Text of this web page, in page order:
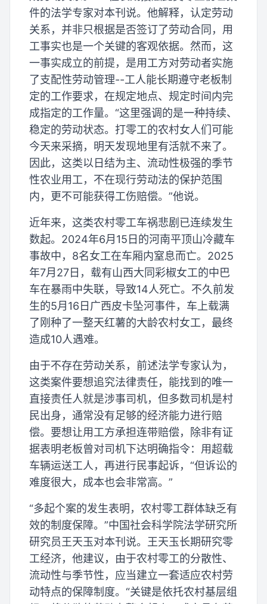
件的法学专家对本刊说。他解释，认定劳动
关系，并非只根据是否签订了劳动合同，用
工事实也是一个关键的客观依据。然而，这
一事实成立的前提，是用工方对劳动者实施
了支配性劳动管理--工人能长期遵守老板制
定的工作要求，在规定地点、规定时间内完
成指定的工作量。“这里强调的是一种持续、
稳定的劳动状态。打零工的农村女人们可能
今天来采摘，明天发现地里有活就不来了。
因此，这类以日结为主、流动性极强的季节
性农业用工，不在现行劳动法的保护范围
内，更不可能获得工伤赔偿。”他说。
近年来，这类农村零工车祸悲剧已连续发生
数起。2024年6月15日的河南平顶山冷藏车
事故中，8名女工在车厢内窒息而亡。2025
年7月27日，载有山西大同彩椒女工的中巴
车在暴雨中失联，导致14人死亡。不久前发
生的5月16日广西皮卡坠河事件，车上载满
了刚种了一整天红薯的大龄农村女工，最终
造成10人遇难。
由于不存在劳动关系，前述法学专家认为，
这类案件要想追究法律责任，能找到的唯一
直接责任人就是涉事司机，但多数司机是村
民出身，通常没有足够的经济能力进行赔
偿。要想让用工方承担连带赔偿，除非有证
据表明老板曾对司机下达明确指令：用超载
车辆运送工人，再进行民事起诉，“但诉讼的
难度很大，成本也会非常高。”
“多起个案的发生表明，农村零工群体缺乏有
效的制度保障。”中国社会科学院法学研究所
研究员王天玉对本刊说。王天玉长期研究零
工经济，他建议，由于农村零工的分散性、
流动性与季节性，应当建立一套适应农村劳
动特点的保障制度。“关键是依托农村基层组